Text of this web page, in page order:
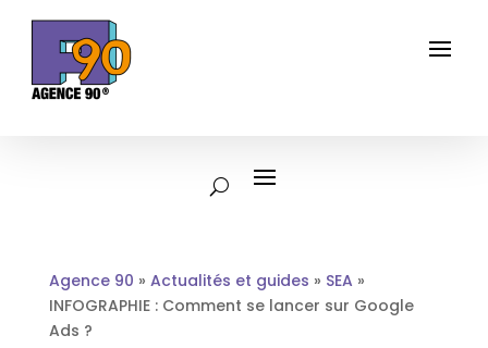
Agence 90 » Actualités et guides » SEA »
INFOGRAPHIE : Comment se lancer sur Google
Ads ?